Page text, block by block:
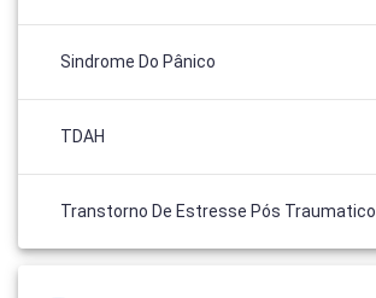
Sindrome Do Pânico
TDAH
Transtorno De Estresse Pós Traumatico